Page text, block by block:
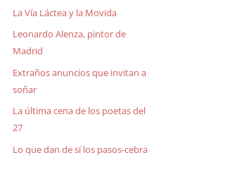
La Vía Láctea y la Movida
Leonardo Alenza, pintor de
Madrid
Extraños anuncios que invitan a
soñar
La última cena de los poetas del
27
Lo que dan de sí los pasos-cebra